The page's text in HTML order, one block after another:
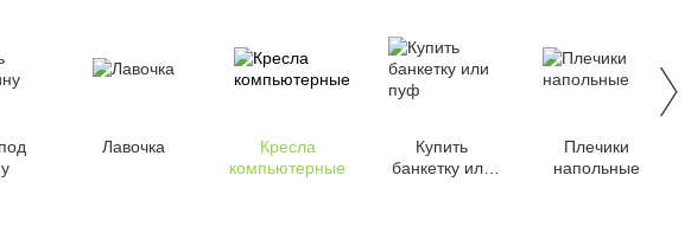
Лавочка
Кресла
компьютерные
Купить
банкетку или
Плечики
напольные